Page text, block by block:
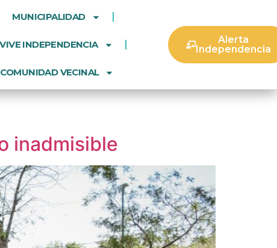
MUNICIPALIDAD
VIVE INDEPENDENCIA
COMUNIDAD VECINAL
Alerta
Independencia
inadmisible